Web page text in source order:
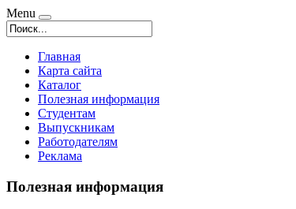
Menu
Главная
Карта сайта
Каталог
Полезная информация
Студентам
Выпускникам
Работодателям
Реклама
Полезная информация